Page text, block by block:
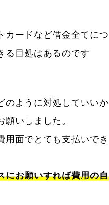
カードなど借金全てにつ
る目処はあるのです
のように対処していいか
いしました。
用面でとても支払いでき
にお願いすれば費用の自